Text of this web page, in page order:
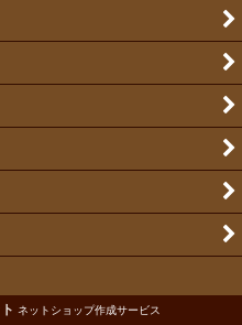
ネットショップ作成サービス